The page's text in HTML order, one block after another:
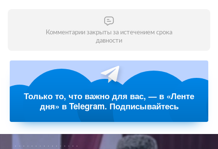
Комментарии закрыты за истечением срока
давности
Только то, что важно для вас, — в «Ленте
дня» в Telegram. Подписывайтесь